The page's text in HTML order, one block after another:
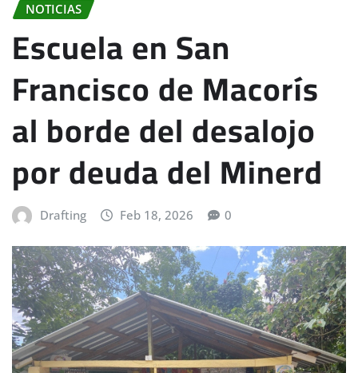
NOTICIAS
Escuela en San
Francisco de Macorís
al borde del desalojo
por deuda del Minerd
Drafting Feb 18, 2026 0